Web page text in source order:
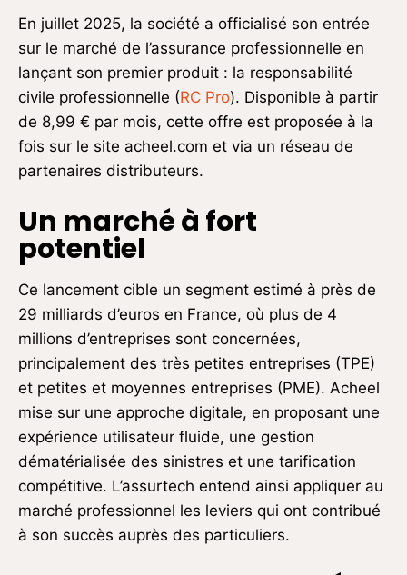
En juillet 2025, la société a officialisé son entrée
sur le marché de l’assurance professionnelle en
lançant son premier produit : la responsabilité
civile professionnelle (RC Pro). Disponible à partir
de 8,99 € par mois, cette offre est proposée à la
fois sur le site acheel.com et via un réseau de
partenaires distributeurs.
Un marché à fort
potentiel
Ce lancement cible un segment estimé à près de
29 milliards d’euros en France, où plus de 4
millions d’entreprises sont concernées,
principalement des très petites entreprises (TPE)
et petites et moyennes entreprises (PME). Acheel
mise sur une approche digitale, en proposant une
expérience utilisateur fluide, une gestion
dématérialisée des sinistres et une tarification
compétitive. L’assurtech entend ainsi appliquer au
marché professionnel les leviers qui ont contribué
à son succès auprès des particuliers.